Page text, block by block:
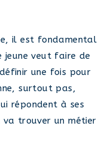
il est fondamental
jeune veut faire de
une fois pour
surtout pas,
répondent à ses
trouver un métier